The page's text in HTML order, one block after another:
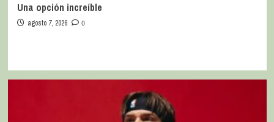
Una opción increíble
agosto 7, 2026 0